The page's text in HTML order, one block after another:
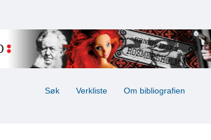
Søk Verkliste Om bibliografien